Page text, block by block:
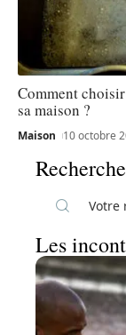
Comment
sa maison ?
Maison 10 octobre
Recherche
Les